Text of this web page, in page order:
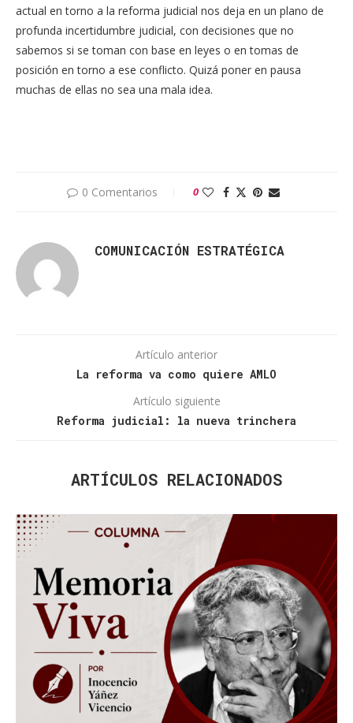
actual en torno a la reforma judicial nos deja en un plano de
profunda incertidumbre judicial, con decisiones que no
sabemos si se toman con base en leyes o en tomas de
posición en torno a ese conflicto. Quizá poner en pausa
muchas de ellas no sea una mala idea.
0 Comentarios 0
COMUNICACIÓN ESTRATÉGICA
Artículo anterior
La reforma va como quiere AMLO
Artículo siguiente
Reforma judicial: la nueva trinchera
ARTÍCULOS RELACIONADOS